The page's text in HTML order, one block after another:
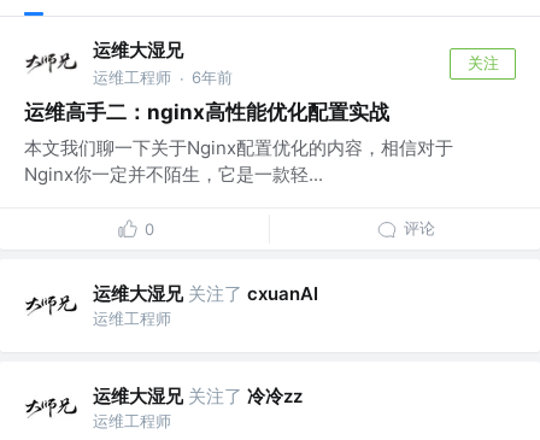
运维大湿兄
运维工程师 · 6年前
关注
运维高手二：nginx高性能优化配置实战
本文我们聊一下关于Nginx配置优化的内容，相信对于
Nginx你一定并不陌生，它是一款轻...
0 评论
运维大湿兄 关注了 cxuanAI
运维工程师
运维大湿兄 关注了 冷冷zz
运维工程师